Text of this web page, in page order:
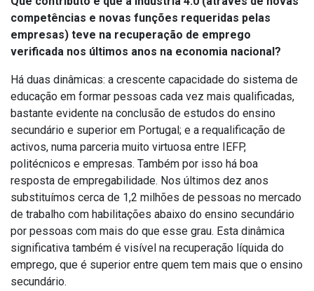
competências e novas funções requeridas pelas
empresas) teve na recuperação de emprego
verificada nos últimos anos na economia nacional?
Há duas dinâmicas: a crescente capacidade do sistema de
educação em formar pessoas cada vez mais qualificadas,
bastante evidente na conclusão de estudos do ensino
secundário e superior em Portugal; e a requalificação de
activos, numa parceria muito virtuosa entre IEFP,
politécnicos e empresas. Também por isso há boa
resposta de empregabilidade. Nos últimos dez anos
substituímos cerca de 1,2 milhões de pessoas no mercado
de trabalho com habilitações abaixo do ensino secundário
por pessoas com mais do que esse grau. Esta dinâmica
significativa também é visível na recuperação líquida do
emprego, que é superior entre quem tem mais que o ensino
secundário.